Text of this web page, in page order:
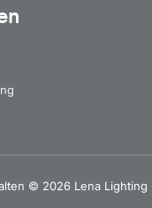
© 2026 Lena Lighting